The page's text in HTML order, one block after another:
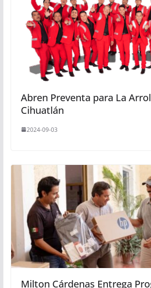
Abren Preventa para La
Cihuatlán
2024-09-03
Milton Cárdenas Entrega